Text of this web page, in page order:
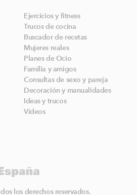
Ejercicios y fitness
Trucos de cocina
Buscador de recetas
Mujeres reales
Planes de Ocio
Familia y amigos
Consultas de sexo y pareja
Decoración y manualidades
Ideas y trucos
Vídeos
los derechos reservados.